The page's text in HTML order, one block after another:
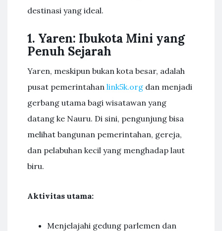
destinasi yang ideal.
1. Yaren: Ibukota Mini yang
Penuh Sejarah
Yaren, meskipun bukan kota besar, adalah
pusat pemerintahan link5k.org dan menjadi
gerbang utama bagi wisatawan yang
datang ke Nauru. Di sini, pengunjung bisa
melihat bangunan pemerintahan, gereja,
dan pelabuhan kecil yang menghadap laut
biru.
Aktivitas utama:
Menjelajahi gedung parlemen dan